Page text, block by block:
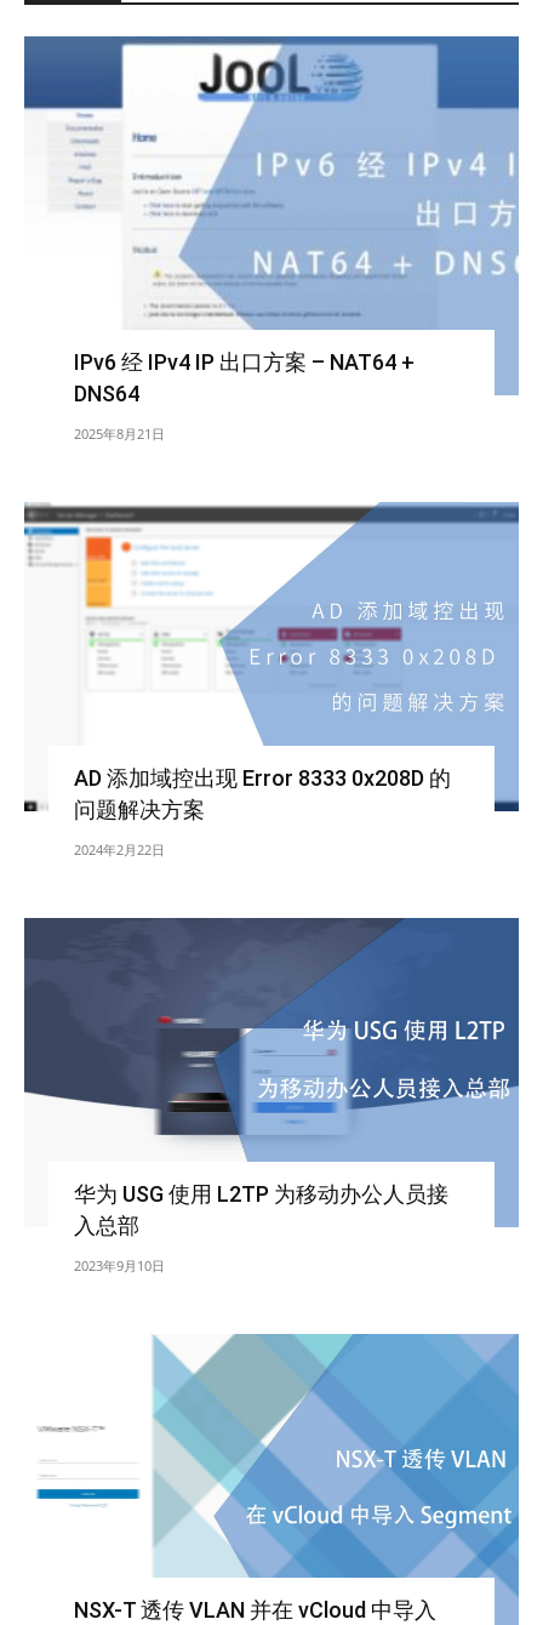
IPv6 经 IPv4 IP 出口方案 – NAT64 +
DNS64
2025年8月21日
AD 添加域控出现 Error 8333 0x208D 的
问题解决方案
2024年2月22日
华为 USG 使用 L2TP 为移动办公人员接
入总部
2023年9月10日
NSX-T 透传 VLAN 并在 vCloud 中导入